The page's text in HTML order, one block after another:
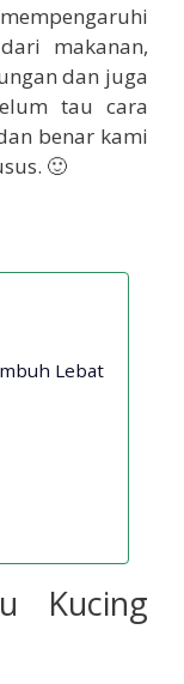
makanan,
dan juga
tau cara
benar kami
🙂
Lebat
Kucing